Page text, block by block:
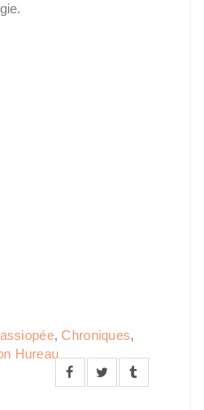
,Chroniques,
Hureau